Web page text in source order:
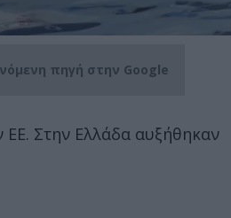
πηγή στην Google
ΕΕ. Στην Ελλάδα αυξήθηκαν